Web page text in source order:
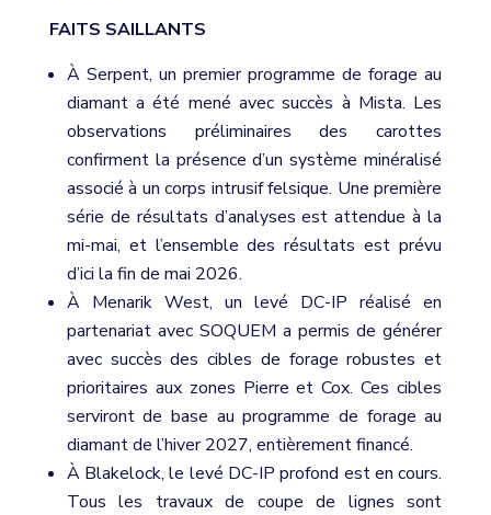
FAITS SAILLANTS
À Serpent, un premier programme de forage au
diamant a été mené avec succès à Mista. Les
observations préliminaires des carottes
confirment la présence d’un système minéralisé
associé à un corps intrusif felsique. Une première
série de résultats d’analyses est attendue à la
mi-mai, et l’ensemble des résultats est prévu
d’ici la fin de mai 2026.
À Menarik West, un levé DC-IP réalisé en
partenariat avec SOQUEM a permis de générer
avec succès des cibles de forage robustes et
prioritaires aux zones Pierre et Cox. Ces cibles
serviront de base au programme de forage au
diamant de l’hiver 2027, entièrement financé.
À Blakelock, le levé DC-IP profond est en cours.
Tous les travaux de coupe de lignes sont